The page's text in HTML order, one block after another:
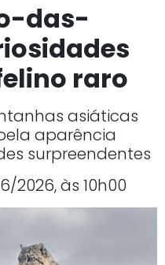
das-
raro
asiáticas
aparência
surpreendentes
2026, às 10h00